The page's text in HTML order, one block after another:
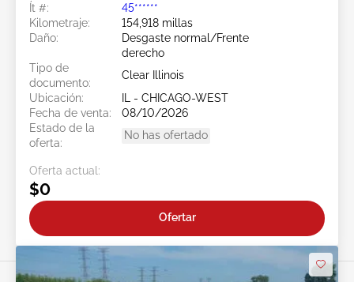
Ít #:
45******
Kilometraje:
154,918 millas
Daño:
Desgaste normal/Frente
derecho
Tipo de
documento:
Clear Illinois
Ubicación:
IL - CHICAGO-WEST
Fecha de venta:
08/10/2026
Estado de la
oferta:
No has ofertado
Oferta actual:
$0
Ofertar